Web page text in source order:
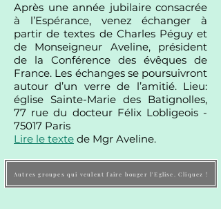
​Après une année jubilaire consacrée
à l’Espérance, venez échanger à
partir de textes de Charles Péguy et
de Monseigneur Aveline, président
de la Conférence des évêques de
France. Les échanges se poursuivront
autour d’un verre de l’amitié. Lieu:
église Sainte-Marie des Batignolles,
77 rue du docteur Félix Lobligeois -
75017 Paris
Lire le texte de Mgr Aveline.
Autres groupes qui veulent faire bouger l'Eglise. Cliquez !